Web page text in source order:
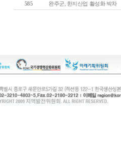
585 완주군, 한지산업 활성화 박차